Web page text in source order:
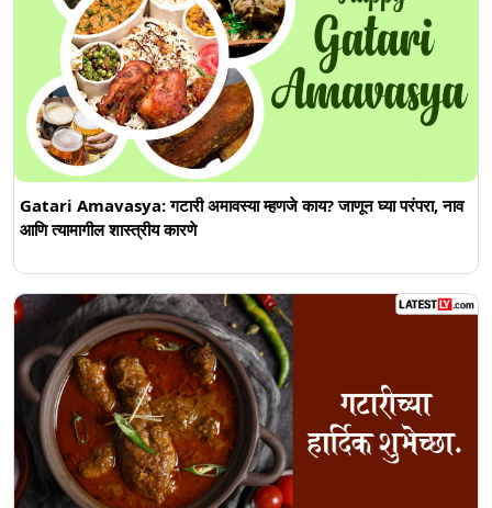
Gatari Amavasya: गटारी अमावस्या म्हणजे काय? जाणून घ्या परंपरा, नाव
आणि त्यामागील शास्त्रीय कारणे